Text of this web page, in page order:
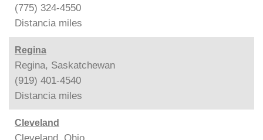
(775) 324-4550
Distancia miles
Regina
Regina, Saskatchewan
(919) 401-4540
Distancia miles
Cleveland
Cleveland, Ohio